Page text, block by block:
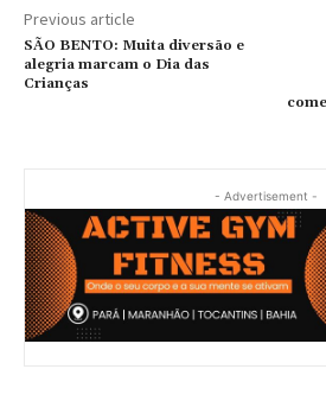
Previous article
SÃO BENTO: Muita diversão e
alegria marcam o Dia das
Crianças
- Advertisement -